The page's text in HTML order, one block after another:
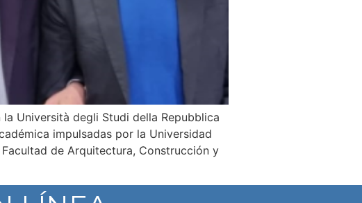
Università degli Studi della Repubblica
impulsadas por la Universidad
de Arquitectura, Construcción y